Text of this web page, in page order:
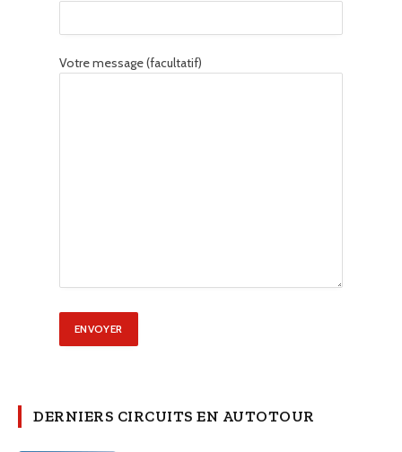
Votre message (facultatif)
DERNIERS CIRCUITS EN AUTOTOUR